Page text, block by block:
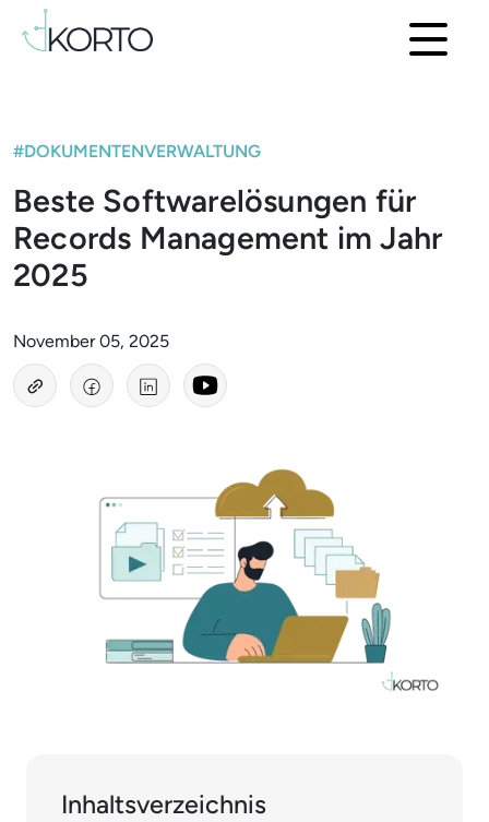
#DOKUMENTENVERWALTUNG
Beste Softwarelösungen für
Records Management im Jahr
2025
November 05, 2025
Inhaltsverzeichnis